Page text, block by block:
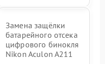
Замена защёлки
батарейного отсека
цифрового бинокля
Nikon Aculon A211